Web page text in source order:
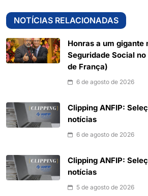
NOTÍCIAS RELACIONADAS
Honras a um gigante
Seguridade Social
de França)
6 de agosto de 2026
Clipping ANFIP:
notícias
6 de agosto de 2026
Clipping ANFIP:
notícias
5 de agosto de 2026